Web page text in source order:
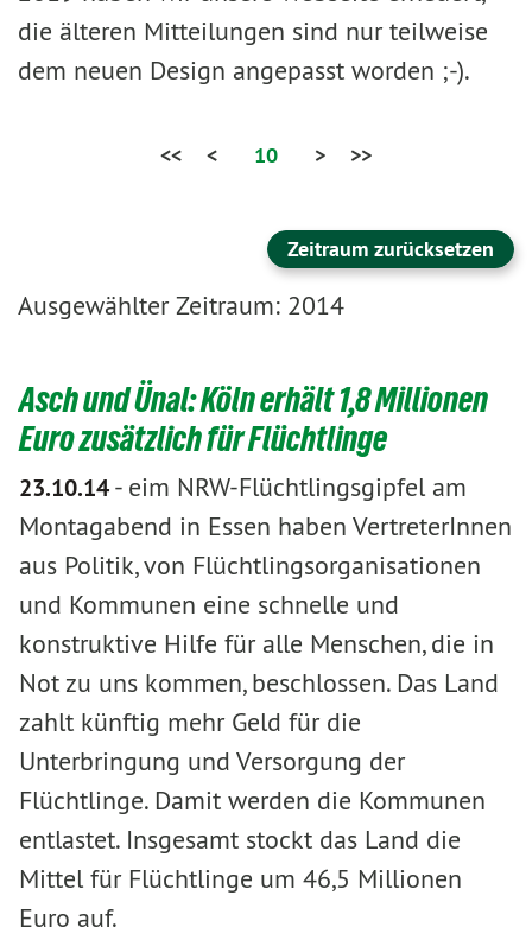
die älteren Mitteilungen sind nur teilweise
dem neuen Design angepasst worden ;-).
<< < 10 > >>
Zeitraum zurücksetzen
Ausgewählter Zeitraum: 2014
Asch und Ünal: Köln erhält 1,8 Millionen
Euro zusätzlich für Flüchtlinge
23.10.14- eim NRW-Flüchtlingsgipfel am
Montagabend in Essen haben VertreterInnen
aus Politik, von Flüchtlingsorganisationen
und Kommunen eine schnelle und
konstruktive Hilfe für alle Menschen, die in
Not zu uns kommen, beschlossen. Das Land
zahlt künftig mehr Geld für die
Unterbringung und Versorgung der
Flüchtlinge. Damit werden die Kommunen
entlastet. Insgesamt stockt das Land die
Mittel für Flüchtlinge um 46,5 Millionen
Euro auf.